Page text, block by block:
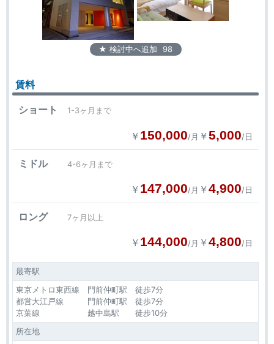
★ 検討中へ追加 98
賃料
ショート 1-3ヶ月まで
￥ 150,000/月 ￥5,000/日
ミドル 4-6ヶ月まで
￥ 147,000/月 ￥4,900/日
ロング 7ヶ月以上
￥ 144,000/月 ￥4,800/日
最寄駅
東京メトロ東西線 門前仲町駅 徒歩7分
都営大江戸線 門前仲町駅 徒歩7分
京葉線 越中島駅 徒歩10分
所在地